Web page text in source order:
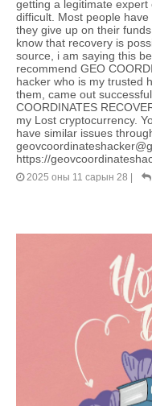
getting a legitimate
difficult. Most people
they give up on their
know that recovery is
source, i am saying this
recommend GEO
hacker who is my trusted
them, came out
COORDINATES
my Lost cryptocurrency.
have similar issues
https://
2025 оны 11 сарын 28